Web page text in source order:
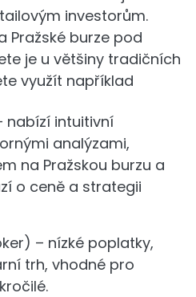
investorům.
Pražské burze pod
je u většiny tradičních
využít například
nabízí intuitivní
analýzami,
na Pražskou burzu a
o ceně a strategii
– nízké poplatky,
trh, vhodné pro